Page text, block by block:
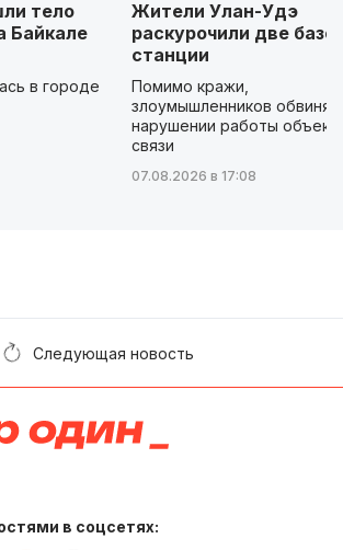
тело
Байкале
в городе
Жители Улан-Удэ
раскурочили две
станции
Помимо кражи,
злоумышленников
нарушении работы
связи
07.08.2026 в 17:08
Следующая новость
в соцсетях: